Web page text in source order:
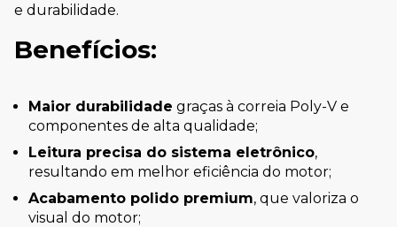
e durabilidade.
Benefícios:
Maior durabilidade graças à correia Poly-V e
componentes de alta qualidade;
Leitura precisa do sistema eletrônico,
resultando em melhor eficiência do motor;
Acabamento polido premium, que valoriza o
visual do motor;